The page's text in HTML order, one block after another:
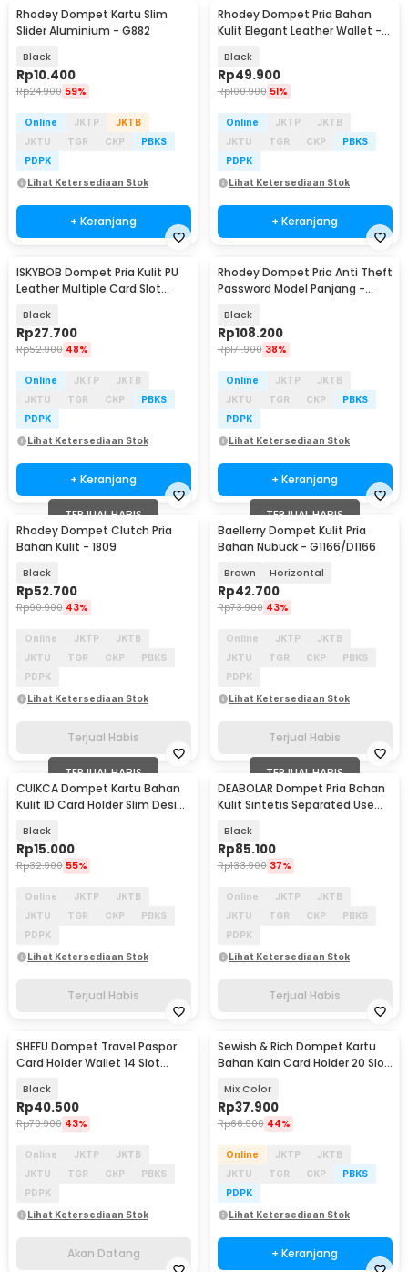
Rhodey Dompet Kartu Slim
Slider Aluminium - G882
Black
Rp10.400
Rp24.900 59%
Online JKTP
JKTB
JKTU
TGR CKP
PBKS
PDPK
Lihat Ketersediaan Stok
+ Keranjang
Rhodey Dompet Pria Bahan
Kulit Elegant Leather Wallet -
Black
Rp49.900
Rp100.900 51%
Online JKTP
JKTB
JKTU
TGR CKP
PBKS
PDPK
Lihat Ketersediaan Stok
+ Keranjang
ISKYBOB Dompet Pria Kulit PU
Leather Multiple Card Slot
Black
Rp27.700
Rp52.900 48%
Online JKTP
JKTB
JKTU
TGR CKP
PBKS
PDPK
Lihat Ketersediaan Stok
+ Keranjang
Rhodey Dompet Pria Anti Theft
Password Model Panjang -
Black
Rp108.200
Rp171.900 38%
Online JKTP
JKTB
JKTU
TGR CKP
PBKS
PDPK
Lihat Ketersediaan Stok
+ Keranjang
TERJUAL HABIS
Rhodey Dompet Clutch Pria
Bahan Kulit - 1809
Black
Rp52.700
Rp90.900 43%
Online JKTP
JKTB
JKTU
TGR CKP
PBKS
PDPK
Lihat Ketersediaan Stok
Terjual Habis
TERJUAL HABIS
Baellerry Dompet Kulit Pria
Bahan Nubuck - G1166/D1166
Brown Horizontal
Rp42.700
Rp73.900 43%
Online JKTP
JKTB
JKTU
TGR CKP
PBKS
PDPK
Lihat Ketersediaan Stok
Terjual Habis
TERJUAL HABIS
CUIKCA Dompet Kartu Bahan
Kulit ID Card Holder Slim Design
Black
Rp15.000
Rp32.900 55%
Online JKTP
JKTB
JKTU
TGR CKP
PBKS
PDPK
Lihat Ketersediaan Stok
Terjual Habis
TERJUAL HABIS
DEABOLAR Dompet Pria Bahan
Kulit Sintetis Separated Use
Black
Rp85.100
Rp133.900 37%
Online JKTP
JKTB
JKTU
TGR CKP
PBKS
PDPK
Lihat Ketersediaan Stok
Terjual Habis
Akan Datang
SHEFU Dompet Travel Paspor
Card Holder Wallet 14 Slot
Black
Rp40.500
Rp70.900 43%
Online JKTP
JKTB
JKTU
TGR CKP
PBKS
PDPK
Lihat Ketersediaan Stok
Akan Datang
Sewish & Rich Dompet Kartu
Bahan Kain Card Holder 20 Slot
Mix Color
Rp37.900
Rp66.900 44%
Online JKTP
JKTB
JKTU
TGR CKP
PBKS
PDPK
Lihat Ketersediaan Stok
+ Keranjang